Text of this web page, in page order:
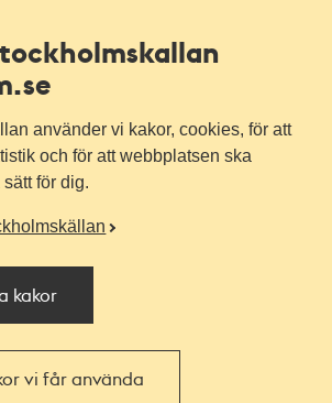
använder vi kakor, cookies, för att
och för att webbplatsen ska
för dig.
kakor
vi får använda